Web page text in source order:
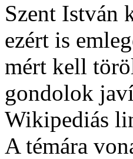
Szent István
ezért is
mért kell
gondolok
Wikipediás
A témára